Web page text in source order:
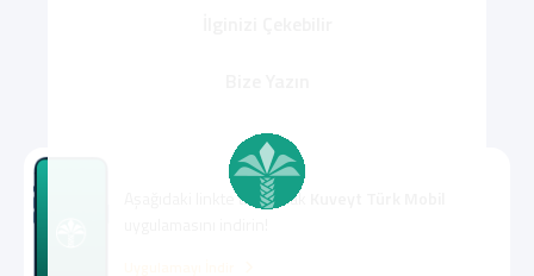
Aşağıdaki linkte tıklayarak